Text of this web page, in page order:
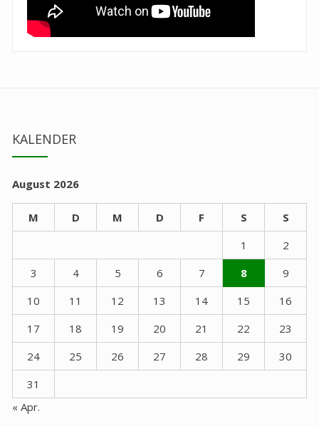
KALENDER
August 2026
M D M D F S
S
1
2
3
4 5 6 7 8
9
10
11 12 13 14 15
16
17
18 19 20 21 22
23
24
25 26 27 28 29
30
31
« Apr.